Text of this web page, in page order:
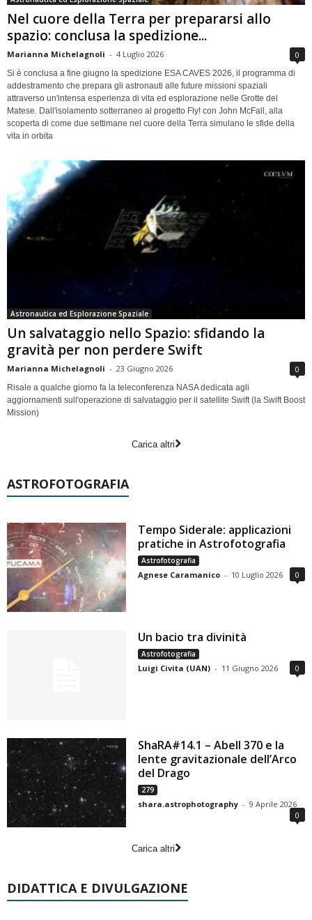
Nel cuore della Terra per prepararsi allo
spazio: conclusa la spedizione...
Marianna Michelagnoli - 4 Luglio 2026 0
Si è conclusa a fine giugno la spedizione ESA CAVES 2026, il programma di
addestramento che prepara gli astronauti alle future missioni spaziali
attraverso un'intensa esperienza di vita ed esplorazione nelle Grotte del
Matese. Dall'isolamento sotterraneo al progetto Fly! con John McFall, alla
scoperta di come due settimane nel cuore della Terra simulano le sfide della
vita in orbita
Astronautica ed Esplorazione Spaziale
Un salvataggio nello Spazio: sfidando la
gravità per non perdere Swift
Marianna Michelagnoli - 23 Giugno 2026 0
Risale a qualche giorno fa la teleconferenza NASA dedicata agli
aggiornamenti sull'operazione di salvataggio per il satellite Swift (la Swift Boost
Mission)
Carica altri
ASTROFOTOGRAFIA
Tempo Siderale: applicazioni
pratiche in Astrofotografia
Astrofotografia
Agnese Caramanico - 10 Luglio 2026 0
Un bacio tra divinità
Astrofotografia
Luigi Civita (UAN) - 11 Giugno 2026 0
ShaRA#14.1 – Abell 370 e la
lente gravitazionale dell’Arco
del Drago
279
shara.astrophotography - 9 Aprile 2026
0
Carica altri
DIDATTICA E DIVULGAZIONE